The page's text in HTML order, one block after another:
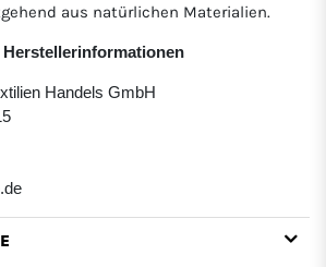
aus natürlichen Materialien.
Handels GmbH